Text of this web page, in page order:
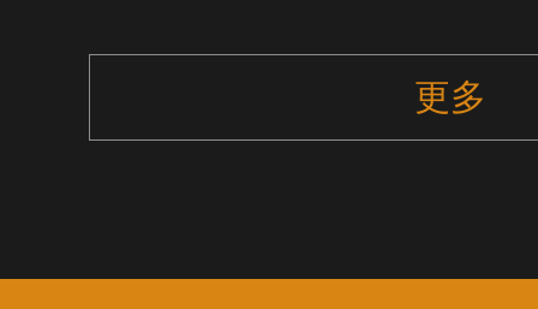
更多